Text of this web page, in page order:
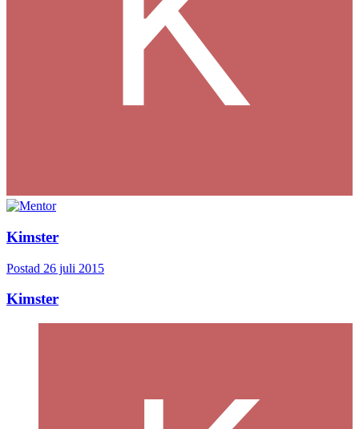
Kimster
Postad 26 juli 2015
Kimster